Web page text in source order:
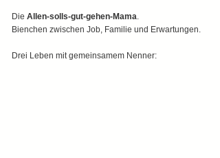
Die Allen-solls-gut-gehen-Mama.
Bienchen zwischen Job, Familie und Erwartungen.
Drei Leben mit gemeinsamem Nenner: